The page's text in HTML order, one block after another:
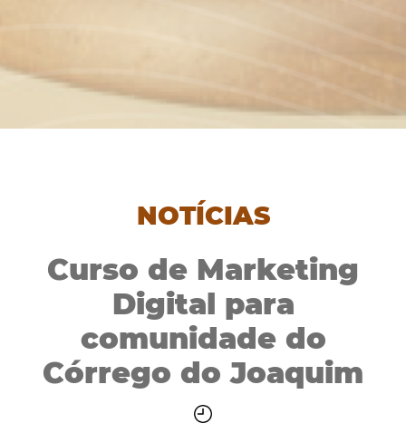
NOTÍCIAS
Curso de Marketing
Digital para
comunidade do
Córrego do Joaquim